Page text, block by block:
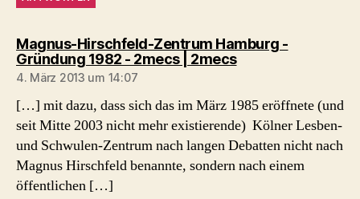
Magnus-Hirschfeld-Zentrum Hamburg -
Gründung 1982 - 2mecs | 2mecssagt:
4. März 2013 um 14:07
[…] mit dazu, dass sich das im März 1985 eröffnete (und
seit Mitte 2003 nicht mehr existierende) Kölner Lesben-
und Schwulen-Zentrum nach langen Debatten nicht nach
Magnus Hirschfeld benannte, sondern nach einem
öffentlichen […]